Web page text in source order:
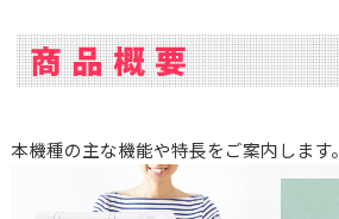
本機種の主な機能や特長をご案内します。